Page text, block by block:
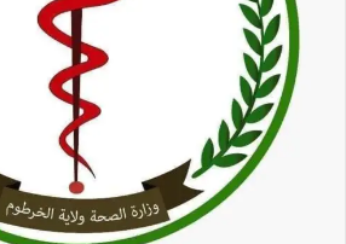
ر
و
ن
ي